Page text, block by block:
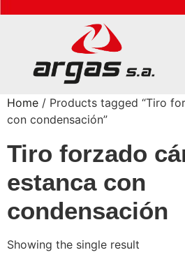
Home / Products tagged “Tiro
con condensación”
Tiro forzado
estanca con
condensación
Showing the single result